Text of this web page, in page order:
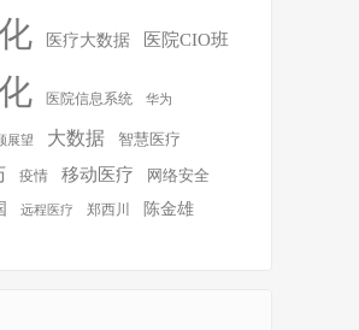
医疗大数据 医院CIO班
医院信息系统 华为
展望 大数据 智慧医疗
疫情 移动医疗
网络安全
远程医疗 郑西川 陈金雄